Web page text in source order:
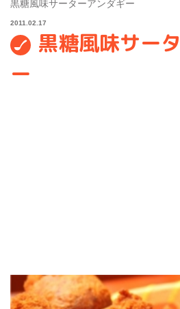
黒糖風味サーターアンダギー
2011.02.17
黒糖風味サー
ー